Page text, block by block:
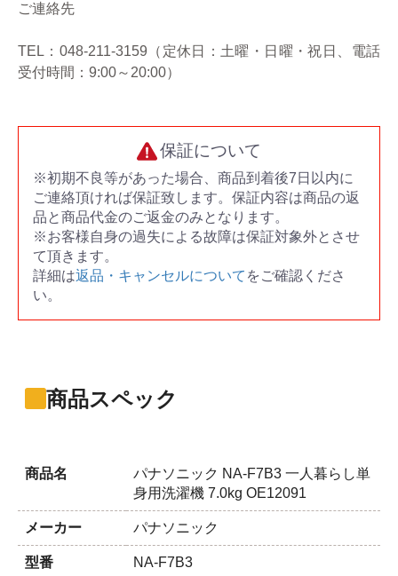
ご連絡先
TEL：048-211-3159（定休日：土曜・日曜・祝日、電話
受付時間：9:00～20:00）
保証について
※初期不良等があった場合、商品到着後7日以内に
ご連絡頂ければ保証致します。保証内容は商品の返
品と商品代金のご返金のみとなります。
※お客様自身の過失による故障は保証対象外とさせ
て頂きます。
詳細は返品・キャンセルについて をご確認くださ
い。
商品スペック
商品名
パナソニック NA-F7B3 一人暮らし単
身用洗濯機 7.0kg OE12091
メーカー パナソニック
型番 NA-F7B3